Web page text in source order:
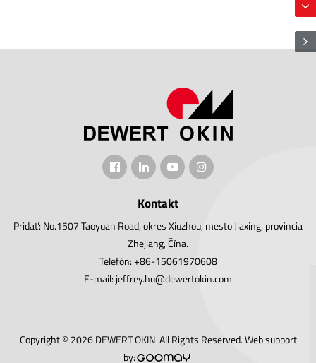
Kontakt
Pridať: No.1507 Taoyuan Road, okres Xiuzhou, mesto Jiaxing, provincia
Zhejiang, Čína.
Telefón: +86-15061970608
E-mail: jeffrey.hu@dewertokin.com
Copyright © 2026 DEWERT OKIN All Rights Reserved.Web support
by: